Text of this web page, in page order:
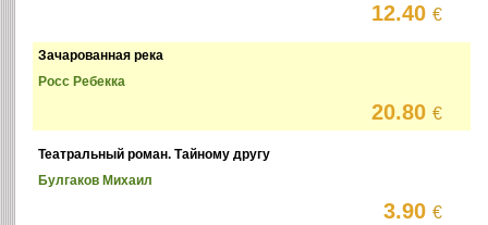
12.40€
Зачарованная река
Росс Ребекка
20.80€
Театральный роман. Тайному другу
Булгаков Михаил
3.90€